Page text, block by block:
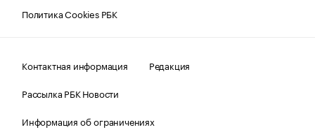
Политика Cookies РБК
Контактная информация
Редакция
Рассылка РБК Новости
Информация об ограничениях